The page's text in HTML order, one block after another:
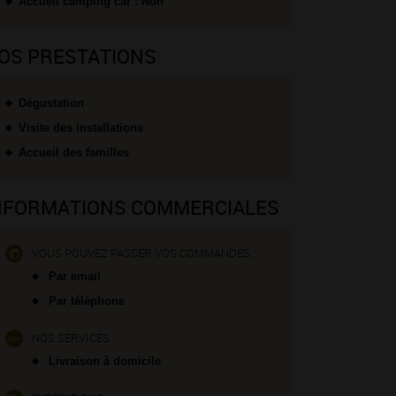
PRESTATIONS
Dégustation
Visite des installations
Accueil des familles
COMMERCIALES
VOUS POUVEZ PASSER VOS COMMANDES :
Par email
Par téléphone
NOS SERVICES :
Livraison à domicile